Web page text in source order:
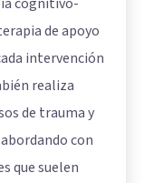
de apoyo
intervención
realiza
de trauma y
con
que suelen